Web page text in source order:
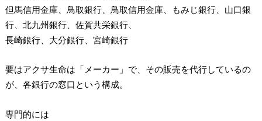
但馬信用金庫、鳥取銀行、鳥取信用金庫、もみじ銀行、山口銀
行、北九州銀行、佐賀共栄銀行、
長崎銀行、大分銀行、宮崎銀行
要はアクサ生命は「メーカー」で、その販売を代行しているの
が、各銀行の窓口という構成。
専門的には